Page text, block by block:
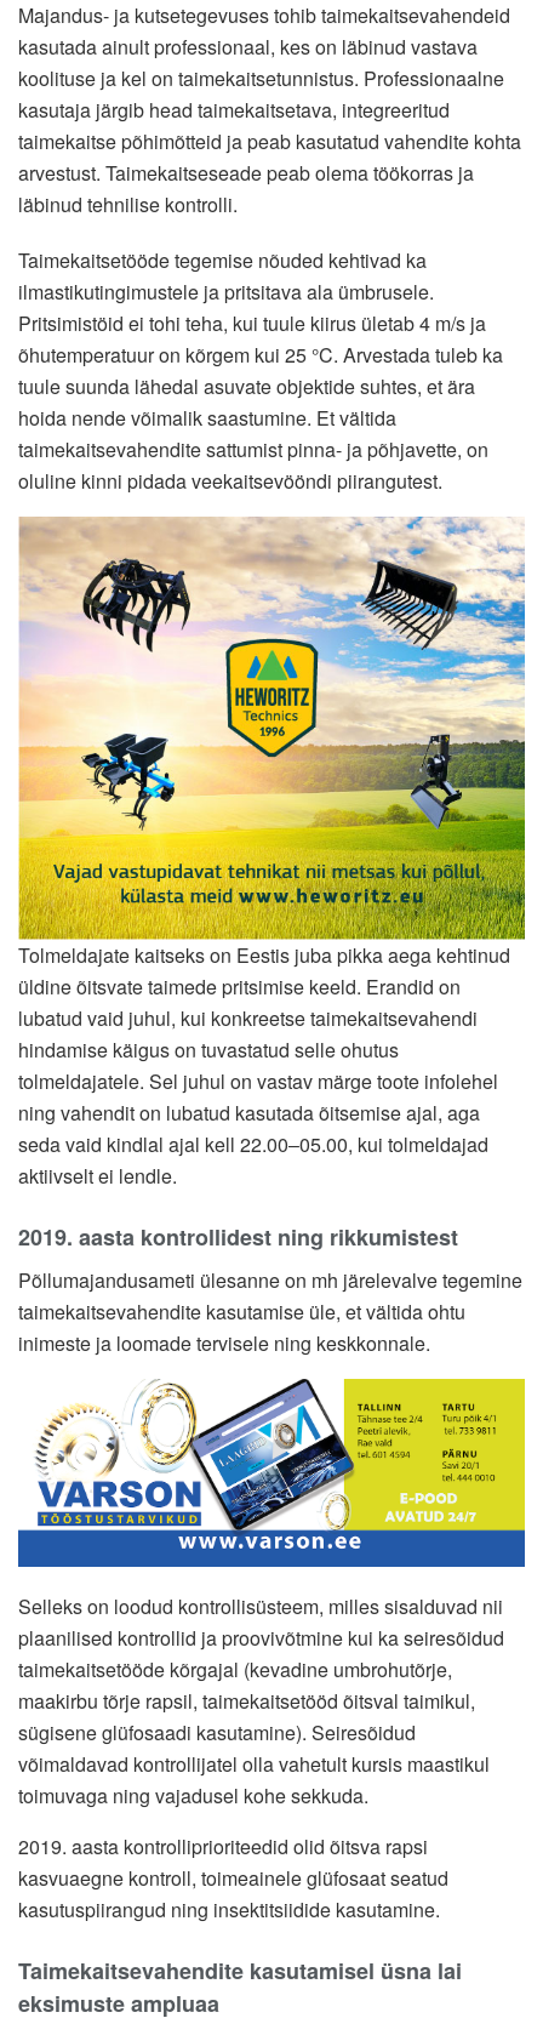
Majandus- ja kutsetegevuses tohib taimekaitsevahendeid
kasutada ainult professionaal, kes on läbinud vastava
koolituse ja kel on taimekaitsetunnistus. Professionaalne
kasutaja järgib head taimekaitsetava, integreeritud
taimekaitse põhimõtteid ja peab kasutatud vahendite kohta
arvestust. Taimekaitseseade peab olema töökorras ja
läbinud tehnilise kontrolli.
Taimekaitsetööde tegemise nõuded kehtivad ka
ilmastikutingimustele ja pritsitava ala ümbrusele.
Pritsimistöid ei tohi teha, kui tuule kiirus ületab 4 m/s ja
õhutemperatuur on kõrgem kui 25 °C. Arvestada tuleb ka
tuule suunda lähedal asuvate objektide suhtes, et ära
hoida nende võimalik saastumine. Et vältida
taimekaitsevahendite sattumist pinna- ja põhjavette, on
oluline kinni pidada veekaitsevööndi piirangutest.
Tolmeldajate kaitseks on Eestis juba pikka aega kehtinud
üldine õitsvate taimede pritsimise keeld. Erandid on
lubatud vaid juhul, kui konkreetse taimekaitsevahendi
hindamise käigus on tuvastatud selle ohutus
tolmeldajatele. Sel juhul on vastav märge toote infolehel
ning vahendit on lubatud kasutada õitsemise ajal, aga
seda vaid kindlal ajal kell 22.00‒05.00, kui tolmeldajad
aktiivselt ei lendle.
2019. aasta kontrollidest ning rikkumistest
Põllumajandusameti ülesanne on mh järelevalve tegemine
taimekaitsevahendite kasutamise üle, et vältida ohtu
inimeste ja loomade tervisele ning keskkonnale.
Selleks on loodud kontrollisüsteem, milles sisalduvad nii
plaanilised kontrollid ja proovivõtmine kui ka seiresõidud
taimekaitsetööde kõrgajal (kevadine umbrohutõrje,
maakirbu tõrje rapsil, taimekaitsetööd õitsval taimikul,
sügisene glüfosaadi kasutamine). Seiresõidud
võimaldavad kontrollijatel olla vahetult kursis maastikul
toimuvaga ning vajadusel kohe sekkuda.
2019. aasta kontrolliprioriteedid olid õitsva rapsi
kasvuaegne kontroll, toimeainele glüfosaat seatud
kasutuspiirangud ning insektitsiidide kasutamine.
Taimekaitsevahendite kasutamisel üsna lai
eksimuste ampluaa